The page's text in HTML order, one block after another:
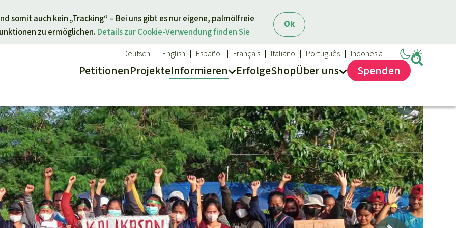
Ok
somit auch kein „Tracking“ – Bei uns gibt es nur eigene, palmölfreie
zu ermöglichen. Details zur Cookie-Verwendung finden Sie
PetitionenProjekteInformieren
Aktuelles
Erfolge
Alle News
Kids
Newsletter­anmeldung
Report
ErfolgeShopÜberuns
Deutsch English Español Français Italiano Português Indonesia
Spenden
ein Thema Spenden für eine Region
Südostasien
Afrika
Lateinamerika